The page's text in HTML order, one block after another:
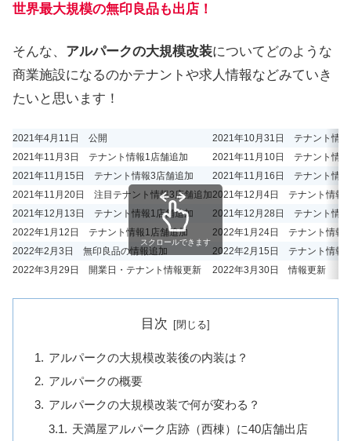
世界最大規模の無印良品も出店！
そんな、 アルパークの大規模改装についてどのような
商業施設になるのかテナントや求人情報などみていき
たいと思います！
2021年4月11日 公開
2021年10月31日 テナント情報
2021年11月3日 テナント情報1店舗追加
2021年11月10日 テナント情報
2021年11月15日 テナント情報3店舗追加
2021年11月16日 テナント情報
2021年11月20日 注目テナント情報3店舗追加2021年12月4日 テナント情報9
2021年12月13日 テナント情報1店舗追加
2021年12月28日 テナント情報
2022年1月12日 テナント情報1店舗追加
2022年1月24日 テナント情報
2022年2月3日 無印良品の情報追加
2022年2月15日 テナント情報2
2022年3月29日 開業日・テナント情報更新
2022年3月30日 情報更新
スクロールできます
目次
アルパークの大規模改装後の内装は？
アルパークの概要
アルパークの大規模改装で何が変わる？
天満屋アルパーク店跡（西棟）に40店舗出店